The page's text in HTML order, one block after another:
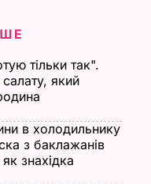
тільки так".
який
в холодильнику
з баклажанів
знахідка